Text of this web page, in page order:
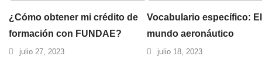
¿Cómo obtener mi crédito de
formación con FUNDAE?
julio 27, 2023
Vocabulario específico: El
mundo aeronáutico
julio 18, 2023